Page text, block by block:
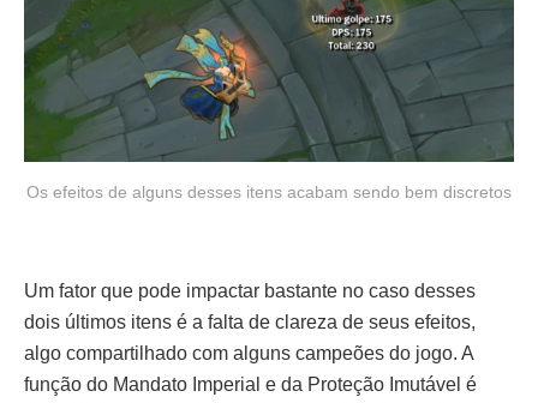
Os efeitos de alguns desses itens acabam sendo bem discretos
Um fator que pode impactar bastante no caso desses
dois últimos itens é a falta de clareza de seus efeitos,
algo compartilhado com alguns campeões do jogo. A
função do Mandato Imperial e da Proteção Imutável é